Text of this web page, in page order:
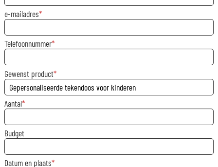
e-mailadres
Telefoonnummer
Gewenst product
Aantal
Budget
Datum en plaats